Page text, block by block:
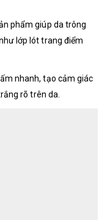
phẩm giúp da trông
lớp lót trang điểm
nhanh, tạo cảm giác
rõ trên da.